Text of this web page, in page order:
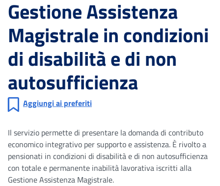
Gestione Assistenza
Magistrale in condizioni
di disabilità e di non
autosufficienza
Aggiungi ai preferiti
Il servizio permette di presentare la domanda di contributo
economico integrativo per supporto e assistenza. È rivolto a
pensionati in condizioni di disabilità e di non autosufficienza
con totale e permanente inabilità lavorativa iscritti alla
Gestione Assistenza Magistrale.